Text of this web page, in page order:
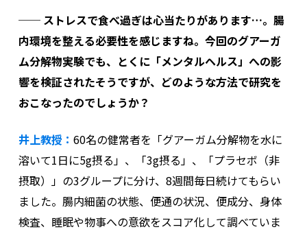
── ストレスで食べ過ぎは心当たりがあります…。腸
内環境を整える必要性を感じますね。今回のグアーガ
ム分解物実験でも、とくに「メンタルヘルス」への影
響を検証されたそうですが、どのような方法で研究を
おこなったのでしょうか？
井上教授： 60名の健常者を「グアーガム分解物を水に
溶いて1日に5g摂る」、「3g摂る」、「プラセボ（非
摂取）」の3グループに分け、8週間毎日続けてもらい
ました。腸内細菌の状態、便通の状況、便成分、身体
検査、睡眠や物事への意欲をスコア化して調べていま